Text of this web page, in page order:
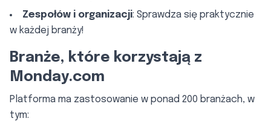
Zespołów i organizacji: Sprawdza się praktycznie
w każdej branży!
Branże, które korzystają z
Monday.com
Platforma ma zastosowanie w ponad 200 branżach, w
tym: